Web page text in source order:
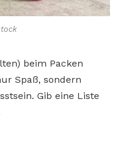
beim Packen
Spaß, sondern
Gib eine Liste